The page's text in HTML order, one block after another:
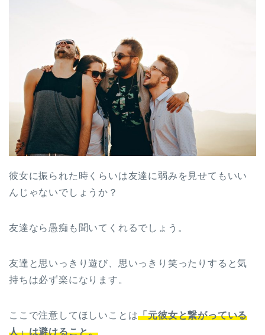
彼女に振られた時くらいは友達に弱みを見せてもいい
んじゃないでしょうか？
友達なら愚痴も聞いてくれるでしょう。
友達と思いっきり遊び、思いっきり笑ったりすると気
持ちは必ず楽になります。
ここで注意してほしいことは「元彼女と繋がっている
人」は避けること。